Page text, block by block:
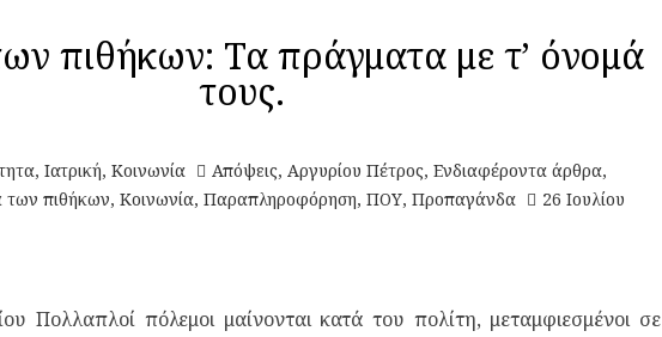
πιθήκων: Τα πράγματα με τ’ όνομά
τους.
, Ιατρική, Κοινωνία Απόψεις, Αργυρίου Πέτρος, Ενδιαφέροντα άρθρα,
των πιθήκων, Κοινωνία, Παραπληροφόρηση, ΠΟΥ, Προπαγάνδα
26 Ιουλίου
Πολλαπλοί πόλεμοι μαίνονται κατά του πολίτη, μεταμφιεσμένοι σε